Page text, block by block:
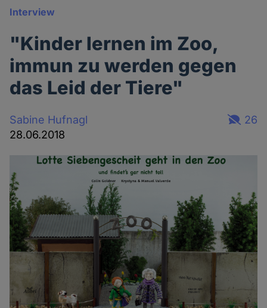
Interview
"Kinder lernen im Zoo,
immun zu werden gegen
das Leid der Tiere"
Sabine Hufnagl
28.06.2018
26